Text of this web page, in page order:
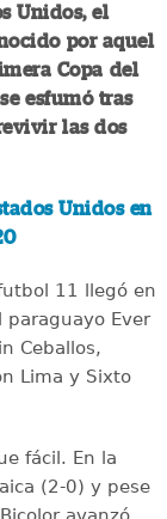
Unidos, el
por aquel
Copa del
esfumó tras
las dos
Unidos en
11 llegó en
Ever
Ceballos,
Lima y Sixto
fácil. En la
(2-0) y pese